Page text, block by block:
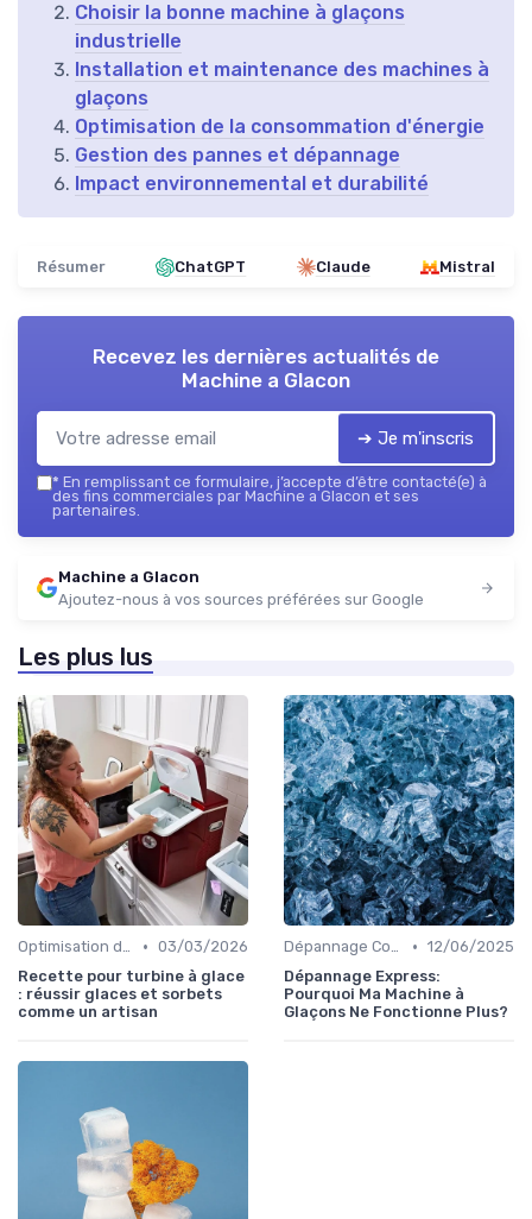
Choisir la bonne machine à glaçons
industrielle
Installation et maintenance des machines à
glaçons
Optimisation de la consommation d'énergie
Gestion des pannes et dépannage
Impact environnemental et durabilité
Résumer ChatGPT Claude Mistral
Recevez les dernières actualités de
Machine a Glacon
➔ Je m'inscris
* En remplissant ce formulaire, j’accepte d’être contacté(e) à
des fins commerciales par Machine a Glacon et ses
partenaires.
Machine a Glacon
Ajoutez-nous à vos sources préférées sur Google
Les plus lus
Optimisation de Production • 03/03/2026
Recette pour turbine à glace
: réussir glaces et sorbets
comme un artisan
Dépannage Courant • 12/06/2025
Dépannage Express:
Pourquoi Ma Machine à
Glaçons Ne Fonctionne Plus?